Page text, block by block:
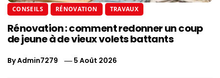
CONSEILS RÉNOVATION TRAVAUX
Rénovation : comment redonner un coup
de jeune à de vieux volets battants
ByAdmin7279 5 Août 2026